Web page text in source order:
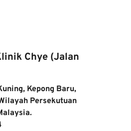
Chye (Jalan
Kepong Baru,
Persekutuan